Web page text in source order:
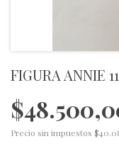
FIGURA ANNIE
Precio sin impuestos